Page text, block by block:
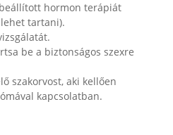
hormon terápiát
tartani).
be a biztonságos szexre
szakorvost, aki kellően
kapcsolatban.